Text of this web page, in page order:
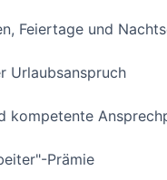
Feiertage und
Urlaubsanspruch
kompetente
Prämie